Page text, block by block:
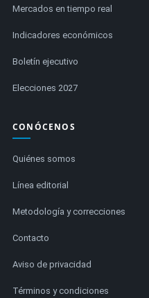
Mercados en tiempo real
Indicadores económicos
Boletín ejecutivo
Elecciones 2027
CONÓCENOS
Quiénes somos
Línea editorial
Metodología y correcciones
Contacto
Aviso de privacidad
Términos y condiciones